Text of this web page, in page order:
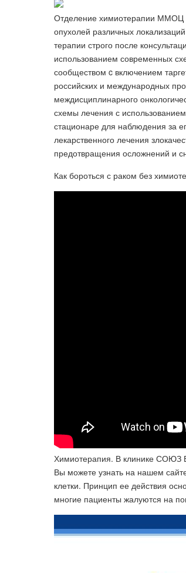
Отделение химиотерапии ММОЦ
опухолей различных
терапии строго после
использованием современных
сообществом c включением
российских и международных
междисциплинарного
схемы лечения с
стационаре для наблюдения за
лекарственного лечения
предотвращения осложнений и
Как бороться с раком без
Химиотерапия. В клинике СОЮЗ
Вы можете узнать на нашем
клетки. Принцип ее действия
многие пациенты жалуются на